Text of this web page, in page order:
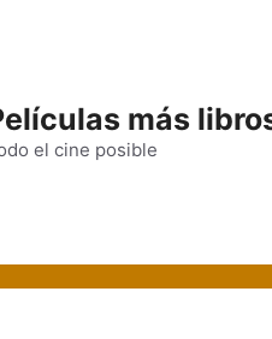
más
el cine posible